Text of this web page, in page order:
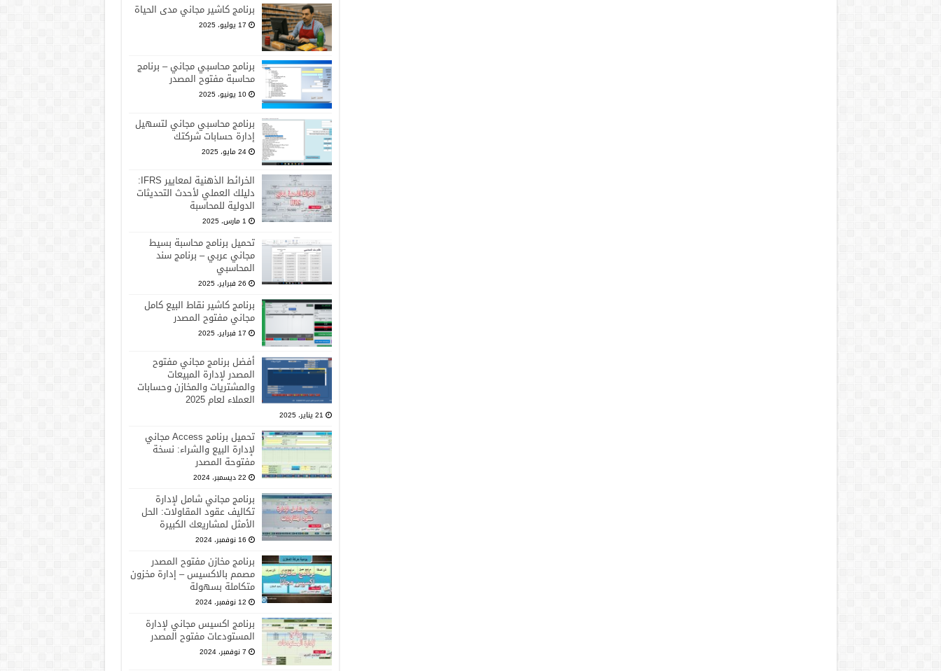
برنامج كاشير مجاني مدى الحياة
17 يوليو، 2025
برنامج محاسبي مجاني – برنامج
محاسبة مفتوح المصدر
10 يونيو، 2025
برنامج محاسبي مجاني لتسهيل
إدارة حسابات شركتك
24 مايو، 2025
الخرائط الذهنية لمعايير IFRS:
دليلك العملي لأحدث التحديثات
الدولية للمحاسبة
1 مارس، 2025
تحميل برنامج محاسبة بسيط
مجاني عربي – برنامج سند
المحاسبي
26 فبراير، 2025
برنامج كاشير نقاط البيع كامل
مجاني مفتوح المصدر
17 فبراير، 2025
أفضل برنامج مجاني مفتوح
المصدر لإدارة المبيعات
والمشتريات والمخازن وحسابات
العملاء لعام 2025
21 يناير، 2025
تحميل برنامج Access مجاني
لإدارة البيع والشراء: نسخة
مفتوحة المصدر
22 ديسمبر، 2024
برنامج مجاني شامل لإدارة
تكاليف عقود المقاولات: الحل
الأمثل لمشاريعك الكبيرة
16 نوفمبر، 2024
برنامج مخازن مفتوح المصدر
مصمم بالاكسيس – إدارة مخزون
متكاملة بسهولة
12 نوفمبر، 2024
برنامج اكسيس مجاني لإدارة
المستودعات مفتوح المصدر
7 نوفمبر، 2024